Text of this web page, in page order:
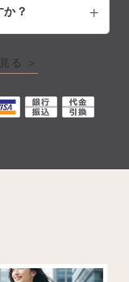
？
る ＞